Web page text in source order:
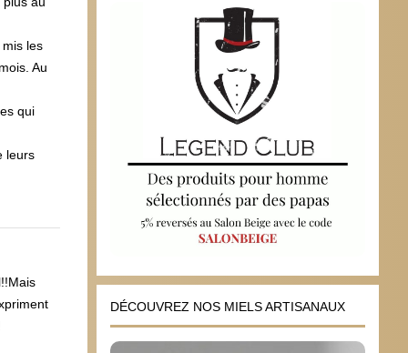
mis les
Au
qui
leurs
DÉCOUVREZ NOS MIELS ARTISANAUX